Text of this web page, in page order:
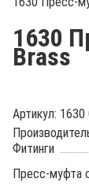
1630
Brass
Артикул: 1630
Фитинги
Пресс-муфта